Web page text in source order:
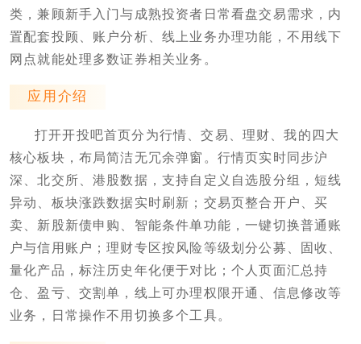
类，兼顾新手入门与成熟投资者日常看盘交易需求，内
置配套投顾、账户分析、线上业务办理功能，不用线下
网点就能处理多数证券相关业务。
应用介绍
打开开投吧首页分为行情、交易、理财、我的四大
核心板块，布局简洁无冗余弹窗。行情页实时同步沪
深、北交所、港股数据，支持自定义自选股分组，短线
异动、板块涨跌数据实时刷新；交易页整合开户、买
卖、新股新债申购、智能条件单功能，一键切换普通账
户与信用账户；理财专区按风险等级划分公募、固收、
量化产品，标注历史年化便于对比；个人页面汇总持
仓、盈亏、交割单，线上可办理权限开通、信息修改等
业务，日常操作不用切换多个工具。